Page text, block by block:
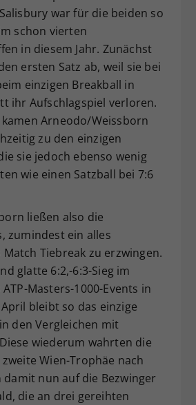
war für die beiden so
schon vierten
in diesem Jahr. Zunächst
ersten Satz ab, weil sie bei
einzigen Breakball in
ihr Aufschlagspiel verloren.
Arneodo/Weissborn
zu den einzigen
sie jedoch ebenso wenig
wie einen Satzball bei 7:6
ließen also die
zumindest ein alles
Tiebreak zu erzwingen.
glatte 6:2,-6:3-Sieg im
Masters-1000-Events in
bleibt so das einzige
den Vergleichen mit
wiederum wahrten die
Wien-Trophäe nach
damit nun auf die Bezwinger
die an drei gereihten